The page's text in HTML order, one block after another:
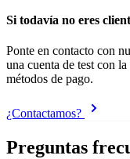
Si todavía no eres
Ponte en contacto con
una cuenta de test con
métodos de pago.
¿Contactamos?
Preguntas